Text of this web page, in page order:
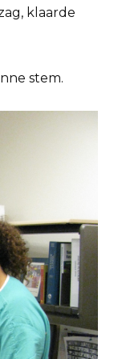
klaarde
stem.